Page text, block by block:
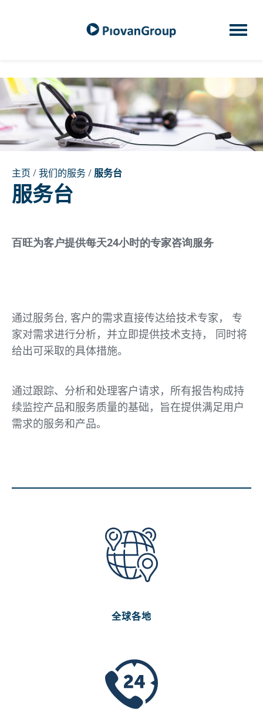
主页 /我们的服务/服务台
服务台
百旺为客户提供每天24小时的专家咨询服务
通过服务台, 客户的需求直接传达给技术专家， 专
家对需求进行分析，并立即提供技术支持， 同时将
给出可采取的具体措施。
通过跟踪、分析和处理客户请求，所有报告构成持
续监控产品和服务质量的基础，旨在提供满足用户
需求的服务和产品。
全球各地